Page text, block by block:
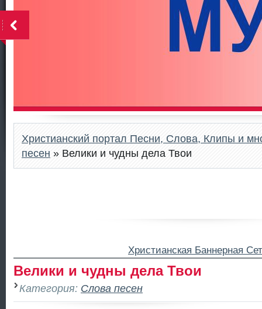
Христианский портал Песни, Слова, Клипы и
песен » Велики и чудны дела Твои
Христианская Баннерная
Велики и чудны дела Твои
Категория: Слова песен